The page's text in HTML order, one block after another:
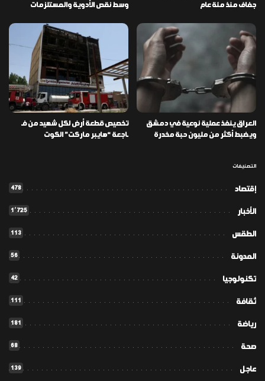
جفاف منذ مئة عام
وسط نقص الأدوية والمستلزمات
العراق ينفذ عملية نوعية في دمشق
ويضبط أكثر من مليون حبة مخدرة
تخصيص قطعة أرض لكل شهيد من فـ
ـاجعة “هايبر ماركت” الكوت
التصنيفات
إقتصاد 478
الأخبار 1٬725
الطقس 113
المدونة 56
تكنولوجيا 42
ثقافة 111
رياضة 181
صحة 68
عاجل 139